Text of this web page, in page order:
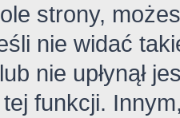
strony,
nie widać
nie upłynął
funkcji.